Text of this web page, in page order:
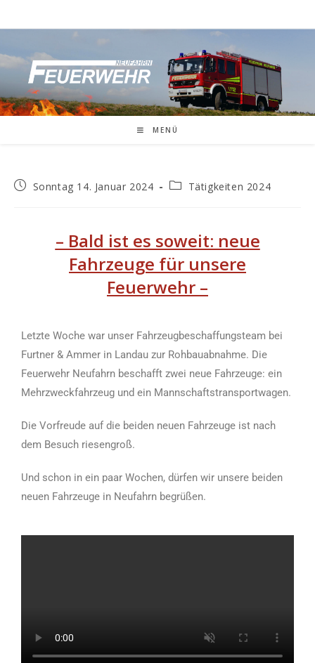
MENÜ
Sonntag 14. Januar 2024 Tätigkeiten 2024
– Bald ist es soweit: neue
Fahrzeuge für unsere
Feuerwehr –
Letzte Woche war unser Fahrzeugbeschaffungsteam bei
Furtner & Ammer in Landau zur Rohbauabnahme. Die
Feuerwehr Neufahrn beschafft zwei neue Fahrzeuge: ein
Mehrzweckfahrzeug und ein Mannschaftstransportwagen.
Die Vorfreude auf die beiden neuen Fahrzeuge ist nach
dem Besuch riesengroß.
Und schon in ein paar Wochen, dürfen wir unsere beiden
neuen Fahrzeuge in Neufahrn begrüßen.